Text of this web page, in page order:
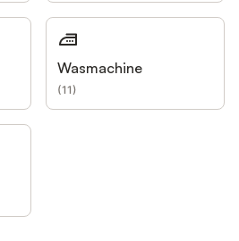
Wasmachine
(11)